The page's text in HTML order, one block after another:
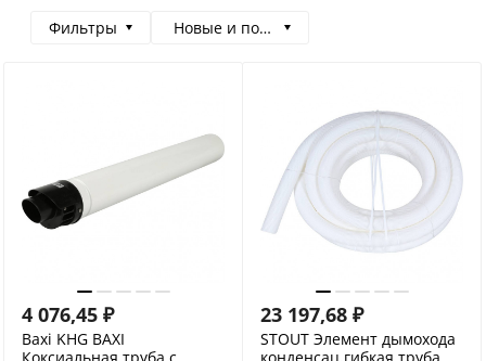
Фильтры Новые и популярные
4 076,45 ₽
Baxi KHG BAXI
23 197,68 ₽
STOUT Элемент дымохода